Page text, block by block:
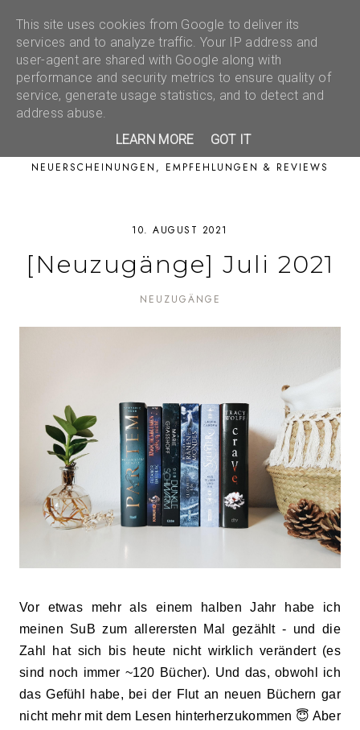
NEUERSCHEINUNGEN, EMPFEHLUNGEN & REVIEWS
10. AUGUST 2021
[Neuzugänge] Juli 2021
NEUZUGÄNGE
Vor etwas mehr als einem halben Jahr habe ich
meinen SuB zum allerersten Mal gezählt - und die
Zahl hat sich bis heute nicht wirklich verändert (es
sind noch immer ~120 Bücher). Und das, obwohl ich
das Gefühl habe, bei der Flut an neuen Büchern gar
nicht mehr mit dem Lesen hinterherzukommen 😇 Aber
This site uses cookies from Google to deliver its
services and to analyze traffic. Your IP address and
user-agent are shared with Google along with
performance and security metrics to ensure quality of
service, generate usage statistics, and to detect and
address abuse.
LEARN MORE
GOT IT